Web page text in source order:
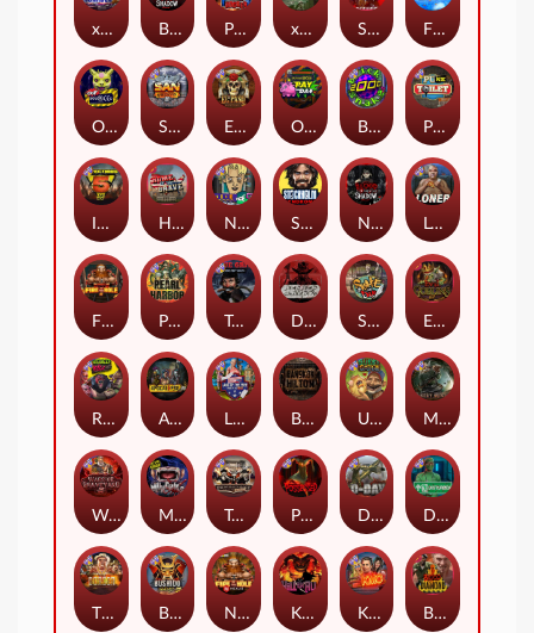
Nexus Blood & Shadow
Kill Em All Blood Diamond
Dead, Dead, or Deader
Nexus Fire In The Hole xBomb
Home of the Brave
Blood & Shadow
Munchies
Skate or Die
Stockholm Syndrome
Apocalypse Super xNudge
Outsourced
Punk Rocker 2
Bangkok Hilton
Loner
Outsourced: Payday
Fire In The Hole xBomb
Tombstone No Mercy
Roadkill
Kiss My Chainsaw
xWays Hoarder 2
Nine To Five
El Pasa Gunfight xNudge
Land of the Free
Brick Snake 2000
Warrior Graveyard xNudge
Flight Mode
Evil Goblins xBomb
San Quentin xWays
Serial
Punk Toilet
Possessed Disturbed
Pearl Harbor
Infectious 5 xWays
Misery Mining
True Grit Redemption
xWays Hoarder xSplit
Bushido Way xNudge
D Day
The Border
Ugliest Catch